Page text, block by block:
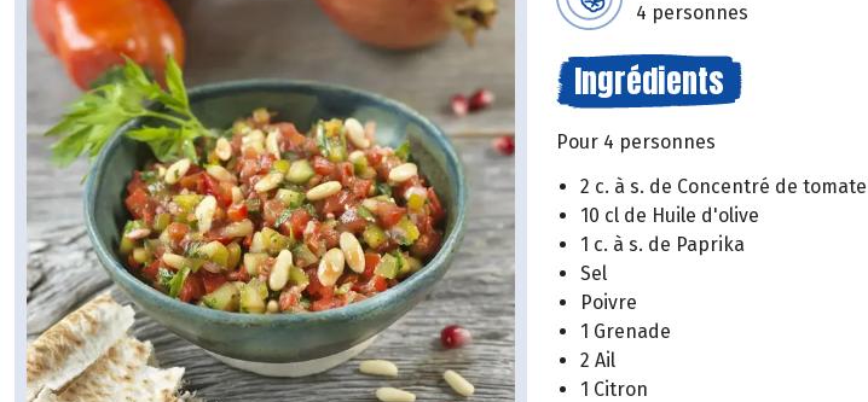
4 personnes
Ingrédients
Pour 4 personnes
2 c. à s. de Concentré de tomate
10 cl de Huile d'olive
1 c. à s. de Paprika
Sel
Poivre
1 Grenade
2 Ail
1 Citron